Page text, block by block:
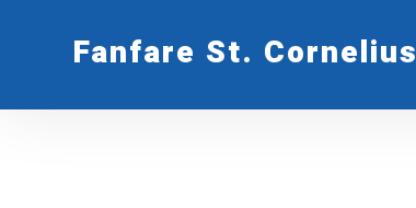
Fanfare St. Cornelius